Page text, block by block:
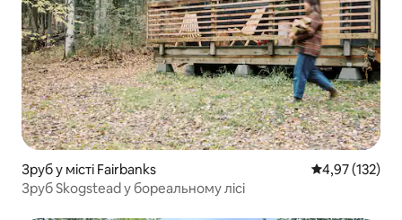
Зруб у місті Fairbanks Середня
4,97 (132)
Зруб Skogstead у бореальному лісі